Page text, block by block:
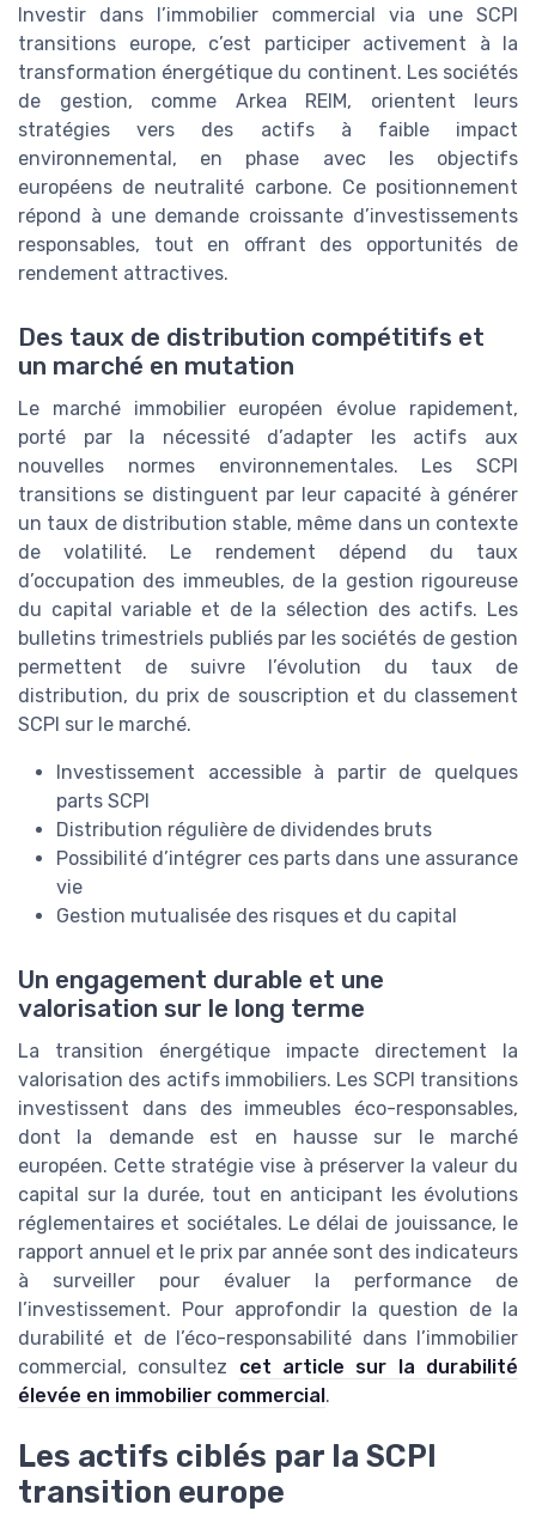
Investir dans l’immobilier commercial via une SCPI
transitions europe, c’est participer activement à la
transformation énergétique du continent. Les sociétés
de gestion, comme Arkea REIM, orientent leurs
stratégies vers des actifs à faible impact
environnemental, en phase avec les objectifs
européens de neutralité carbone. Ce positionnement
répond à une demande croissante d’investissements
responsables, tout en offrant des opportunités de
rendement attractives.
Des taux de distribution compétitifs et
un marché en mutation
Le marché immobilier européen évolue rapidement,
porté par la nécessité d’adapter les actifs aux
nouvelles normes environnementales. Les SCPI
transitions se distinguent par leur capacité à générer
un taux de distribution stable, même dans un contexte
de volatilité. Le rendement dépend du taux
d’occupation des immeubles, de la gestion rigoureuse
du capital variable et de la sélection des actifs. Les
bulletins trimestriels publiés par les sociétés de gestion
permettent de suivre l’évolution du taux de
distribution, du prix de souscription et du classement
SCPI sur le marché.
Investissement accessible à partir de quelques
parts SCPI
Distribution régulière de dividendes bruts
Possibilité d’intégrer ces parts dans une assurance
vie
Gestion mutualisée des risques et du capital
Un engagement durable et une
valorisation sur le long terme
La transition énergétique impacte directement la
valorisation des actifs immobiliers. Les SCPI transitions
investissent dans des immeubles éco-responsables,
dont la demande est en hausse sur le marché
européen. Cette stratégie vise à préserver la valeur du
capital sur la durée, tout en anticipant les évolutions
réglementaires et sociétales. Le délai de jouissance, le
rapport annuel et le prix par année sont des indicateurs
à surveiller pour évaluer la performance de
l’investissement. Pour approfondir la question de la
durabilité et de l’éco-responsabilité dans l’immobilier
commercial, consultez cet article sur la durabilité
élevée en immobilier commercial .
Les actifs ciblés par la SCPI
transition europe